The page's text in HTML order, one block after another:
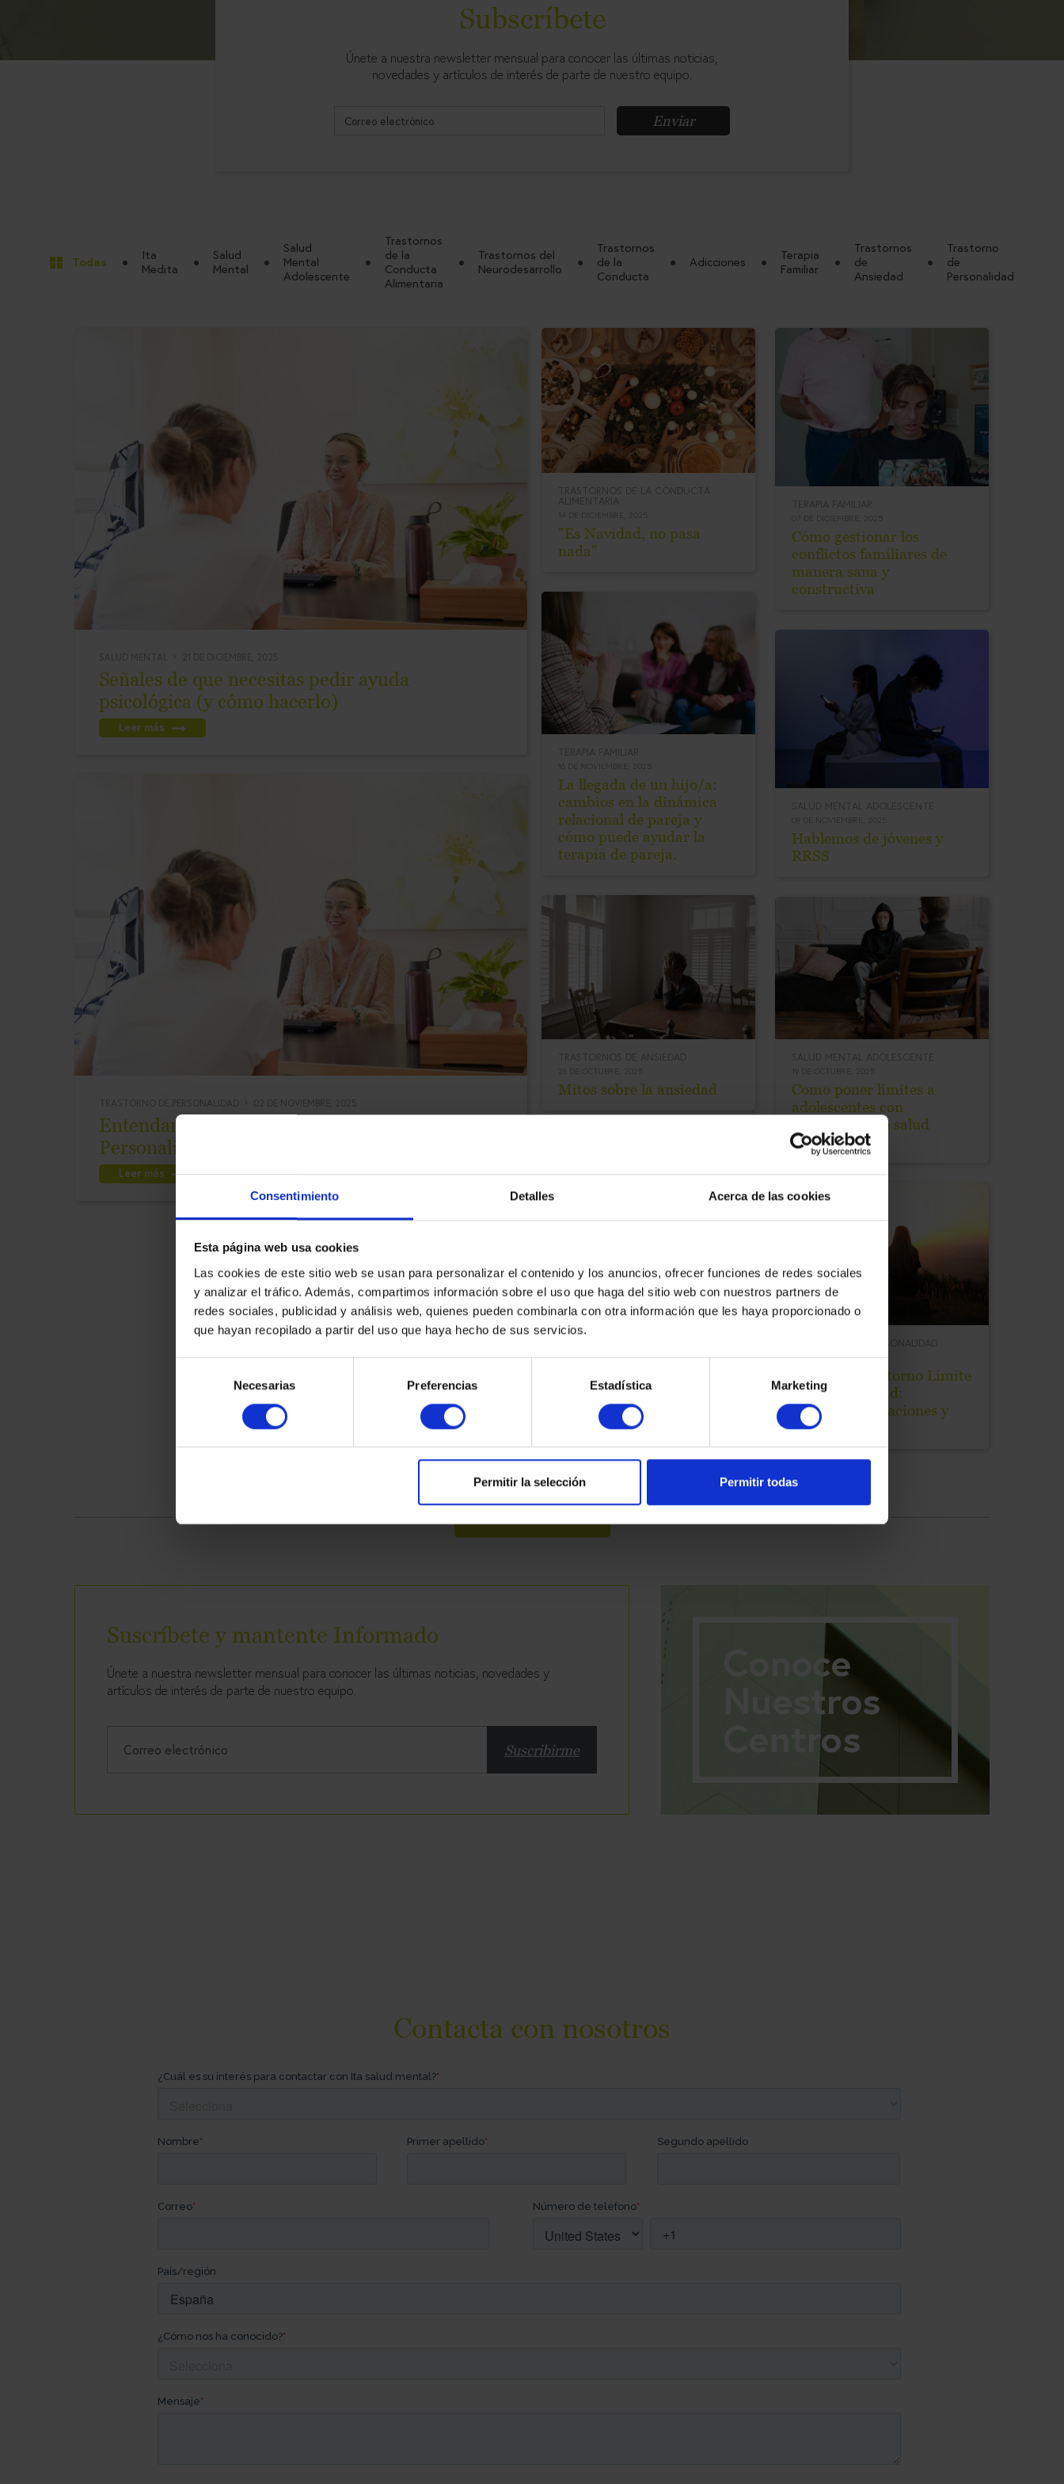
Consentimiento Detalles Acerca de las cookies
Esta página web usa cookies
Las cookies de este sitio web se usan para personalizar el contenido y los anuncios, ofrecer funciones de redes sociales
y analizar el tráfico. Además, compartimos información sobre el uso que haga del sitio web con nuestros partners de
redes sociales, publicidad y análisis web, quienes pueden combinarla con otra información que les haya proporcionado o
que hayan recopilado a partir del uso que haya hecho de sus servicios.
consentimiento
Necesarias Preferencias Estadística Marketing
Permitir la selección Permitir todas
Subscríbete
Únete a nuestra newsletter mensual para conocer las últimas noticias,
novedades y artículos de interés de parte de nuestro equipo.
Enviar
Todas
Ita
Medita
Salud
Mental
Salud
Mental
Adolescente
Trastornos
de la
Conducta
Alimentaria
Trastornos del
Neurodesarrollo
Trastornos
de la
Conducta
Adicciones
Terapia
Familiar
Trastornos
de
Ansiedad
Trastorno
de
Personalidad
Señales de que necesitas pedir ayuda
psicológica (y cómo hacerlo)
Leer más
"Es Navidad, no pasa
nada"
Cómo gestionar los
conflictos familiares de
manera sana y
constructiva
La llegada de un hijo/a:
cambios en la dinámica
relacional de pareja y
cómo puede ayudar la
terapia de pareja.
Hablemos de jóvenes y
RRSS
Entendamos mejor el Trastorno Límite de la
Personalidad (TLP)
Leer más
Mitos sobre la ansiedad
Como poner límites a
adolescentes con
dificultades de salud
mental.
SALUD MENTAL
12 DE OCTUBRE, 2025
5 consejos para mejorar la
autoestima
05 DE OCTUBRE, 2025
Vivir con Trastorno Límite
de personalidad:
emociones, relaciones y
esperanza
Suscríbete y mantente Informado
Únete a nuestra newsletter mensual para conocer las últimas noticias, novedades y
artículos de interés de parte de nuestro equipo.
Suscribirme
Conoce
Nuestros
Centros
Contacta con nosotros